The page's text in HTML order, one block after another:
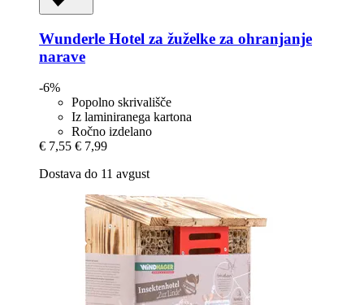
Wunderle Hotel za žuželke za ohranjanje
narave
-6%
Popolno skrivališče
Iz laminiranega kartona
Ročno izdelano
€ 7,55 € 7,99
Dostava do 11 avgust